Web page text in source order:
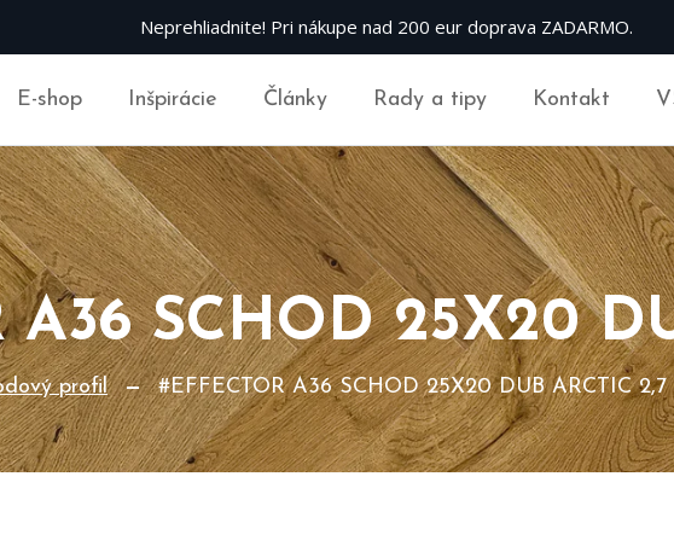
Neprehliadnite! Pri nákupe nad 200 eur doprava ZADARMO.
E-shop Inšpirácie Články Rady a tipy Kontakt
A36 SCHOD 25X20
profil #EFFECTOR A36 SCHOD 25X20 DUB ARCTIC 2,7